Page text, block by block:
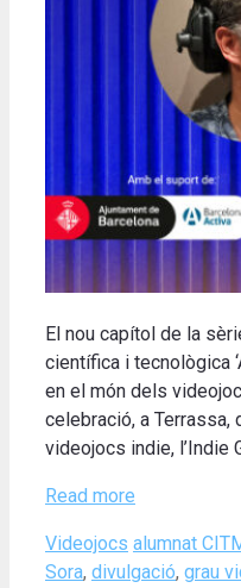
El nou capítol de la
científica i tecnològica
en el món dels
celebració, a Terrassa,
videojocs indie, l’Indie
Read more
Categories
Videojocs Tags
alumnat
Sora, divulgació, grau